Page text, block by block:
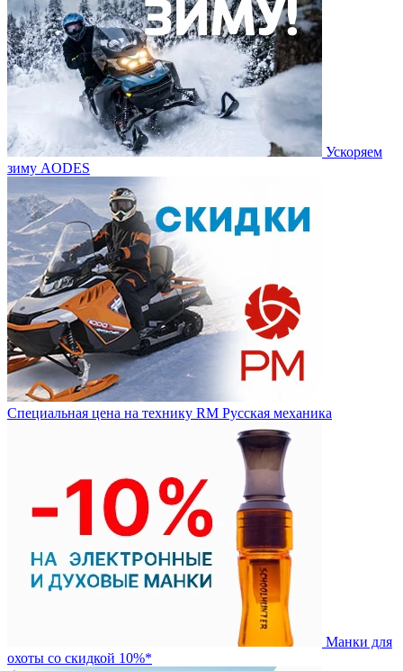
Ускоряем
зиму AODES
Специальная цена на технику RM Русская механика
Манки для
охоты со скидкой 10%*